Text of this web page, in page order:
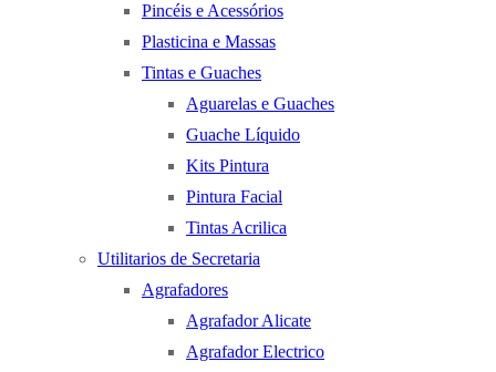
Pincéis e Acessórios
Plasticina e Massas
Tintas e Guaches
Aguarelas e Guaches
Guache Líquido
Kits Pintura
Pintura Facial
Tintas Acrilica
Utilitarios de Secretaria
Agrafadores
Agrafador Alicate
Agrafador Electrico